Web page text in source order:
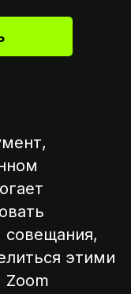
совещания,
этими
Zoom